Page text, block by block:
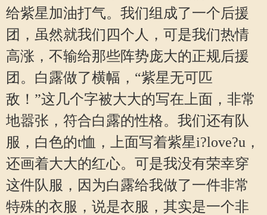
给紫星加油打气。我们组成了一个后援
团，虽然就我们四个人，可是我们热情
高涨，不输给那些阵势庞大的正规后援
团。白露做了横幅，“紫星无可匹
敌！”这几个字被大大的写在上面，非常
地嚣张，符合白露的性格。我们还有队
服，白色的t恤，上面写着紫星i?love?u，
还画着大大的红心。可是我没有荣幸穿
这件队服，因为白露给我做了一件非常
特殊的衣服，说是衣服，其实是一个非